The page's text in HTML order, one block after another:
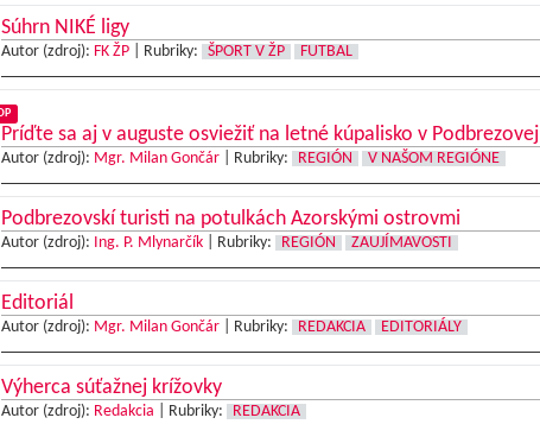
Súhrn NIKÉ ligy
Autor (zdroj): FK ŽP| Rubriky: ŠPORT V ŽP FUTBAL
Príďte sa aj v auguste osviežiť na letné kúpalisko v Podbrezovej
Autor (zdroj): Mgr. Milan Gončár| Rubriky: REGIÓN V NAŠOM REGIÓNE
Podbrezovskí turisti na potulkách Azorskými ostrovmi
Autor (zdroj): Ing. P. Mlynarčík| Rubriky: REGIÓN ZAUJÍMAVOSTI
Editoriál
Autor (zdroj): Mgr. Milan Gončár| Rubriky: REDAKCIA EDITORIÁLY
Výherca súťažnej krížovky
Autor (zdroj): Redakcia Rubriky: REDAKCIA